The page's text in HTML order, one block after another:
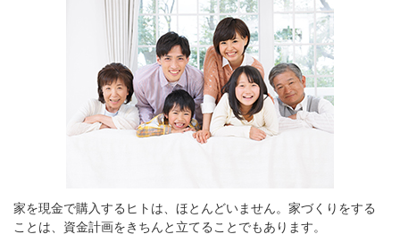
家を現金で購入するヒトは、ほとんどいません。家づくりをする
ことは、資金計画をきちんと立てることでもあります。